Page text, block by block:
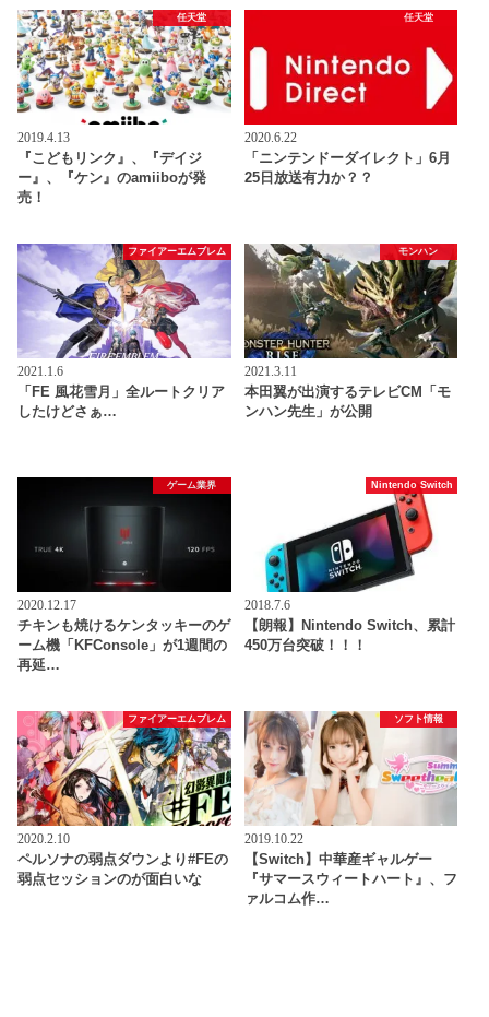
任天堂
2019.4.13
『こどもリンク』、『デイジ
ー』、『ケン』のamiiboが発
売！
任天堂
2020.6.22
「ニンテンドーダイレクト」6月
25日放送有力か？？
ファイアーエムブレム
2021.1.6
「FE 風花雪月」全ルートクリア
したけどさぁ…
モンハン
2021.3.11
本田翼が出演するテレビCM「モ
ンハン先生」が公開
ゲーム業界
2020.12.17
チキンも焼けるケンタッキーのゲ
ーム機「KFConsole」が1週間の
再延…
Nintendo Switch
2018.7.6
【朗報】Nintendo Switch、累計
450万台突破！！！
ファイアーエムブレム
2020.2.10
ペルソナの弱点ダウンより#FEの
弱点セッションのが面白いな
ソフト情報
2019.10.22
【Switch】中華産ギャルゲー
『サマースウィートハート』、フ
ァルコム作…